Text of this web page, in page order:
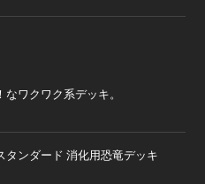
ワクワク系デッキ。
タンダード 消化用恐竜デッキ